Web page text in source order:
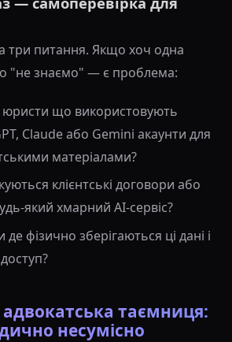
три питання. Якщо хоч одна
"не знаємо" — є проблема:
що використовують
Claude або Gemini акаунти для
матеріалами?
клієнтські договори або
який хмарний AI-сервіс?
фізично зберігаються ці дані і
таємниця:
несумісно